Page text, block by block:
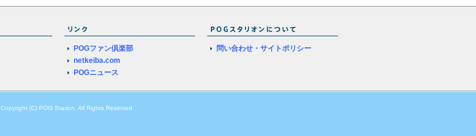
POGファン倶楽部
netkeiba.com
POGニュース
問い合わせ・サイトポリシー
Copyright (C) POG Starion. All Rights Reserved.